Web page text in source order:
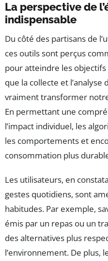
La perspective de
indispensable
Du côté des partisans de
ces outils sont perçus
pour atteindre les
que la collecte et
vraiment transformer
En permettant une
l’impact individuel, les
les comportements et
consommation plus
Les utilisateurs, en
gestes quotidiens, sont
habitudes. Par exemple,
émis par un repas ou un
des alternatives plus
l’environnement. De plus,